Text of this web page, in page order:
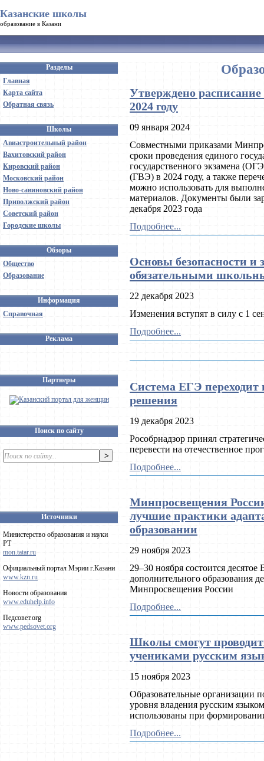
Казанские школы
образование в Казани
Разделы
Главная
Карта сайта
Обратная связь
Школы
Авиастроительный район
Вахитовский район
Кировский район
Московский район
Ново-савиновский район
Приволжский район
Советский район
Городские школы
Обзоры
Общество
Образование
Информация
Справочная
Реклама
Партнеры
Поиск по сайту
Источники
Министерство образования и науки
РТ
mon.tatar.ru
Официальный портал Мэрии г.Казани
www.kzn.ru
Новости образования
www.eduhelp.info
Педсовет.org
www.pedsovet.org
Утверждено
2024 году
09 января 2024
Совместными приказами
сроки проведения единого
государственного экзамена
(ГВЭ) в 2024 году, а также
можно использовать для
материалов. Документы были
декабря 2023 года
Подробнее...
Основы безопасности
обязательными
22 декабря 2023
Изменения вступят в силу с 1
Подробнее...
Система ЕГЭ
решения
19 декабря 2023
Рособрнадзор принял
перевести на отечественное
Подробнее...
Минпросвещения
лучшие практики
образовании
29 ноября 2023
29–30 ноября состоится
дополнительного образования
Минпросвещения России
Подробнее...
Школы смогут
учениками русским
15 ноября 2023
Образовательные организации
уровня владения русским
использованы при
Подробнее...